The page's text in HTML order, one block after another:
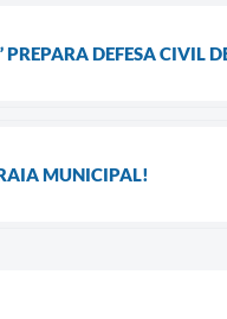
DEFESA CIVIL
MUNICIPAL!